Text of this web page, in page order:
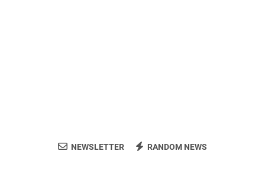
NEWSLETTER RANDOM NEWS